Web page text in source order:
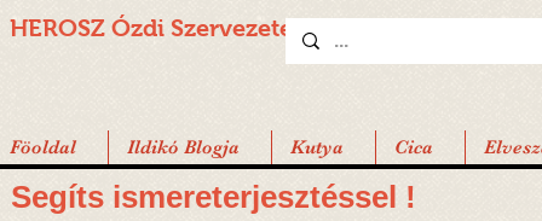
HEROSZ Ózdi Szervezete
Föoldal Ildikó Blogja Kutya Cica
Segíts ismereterjesztéssel !